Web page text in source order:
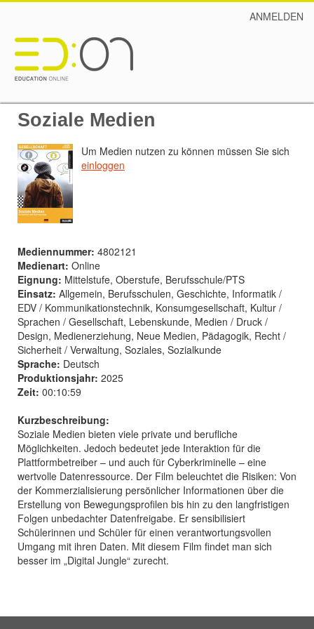
ANMELDEN
Soziale Medien
Um Medien nutzen zu können müssen Sie sich
einloggen
Mediennummer: 4802121
Medienart: Online
Eignung: Mittelstufe, Oberstufe, Berufsschule/PTS
Einsatz: Allgemein, Berufsschulen, Geschichte, Informatik /
EDV / Kommunikationstechnik, Konsumgesellschaft, Kultur /
Sprachen / Gesellschaft, Lebenskunde, Medien / Druck /
Design, Medienerziehung, Neue Medien, Pädagogik, Recht /
Sicherheit / Verwaltung, Soziales, Sozialkunde
Sprache: Deutsch
Produktionsjahr: 2025
Zeit: 00:10:59
Kurzbeschreibung:
Soziale Medien bieten viele private und berufliche
Möglichkeiten. Jedoch bedeutet jede Interaktion für die
Plattformbetreiber – und auch für Cyberkriminelle – eine
wertvolle Datenressource. Der Film beleuchtet die Risiken: Von
der Kommerzialisierung persönlicher Informationen über die
Erstellung von Bewegungsprofilen bis hin zu den langfristigen
Folgen unbedachter Datenfreigabe. Er sensibilisiert
Schülerinnen und Schüler für einen verantwortungsvollen
Umgang mit ihren Daten. Mit diesem Film findet man sich
besser im „Digital Jungle“ zurecht.